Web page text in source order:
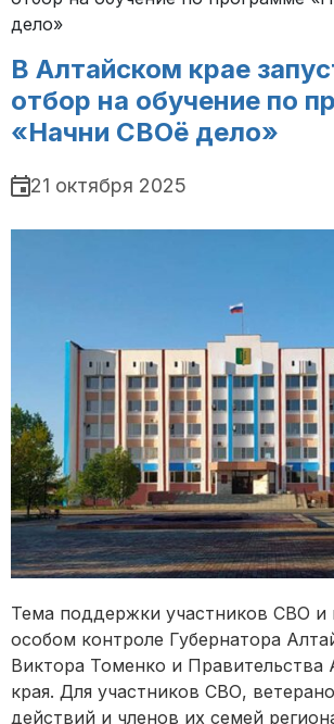
дело»
В Алтайском крае
отбор на обучение по
«Начни СВОё дело»
21 октября 2025
Тема поддержки участников СВО и
особом контроле Губернатора
Виктора Томенко и Правительства
края. Для участников СВО,
действий и членов их семей